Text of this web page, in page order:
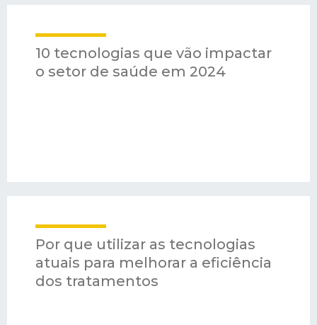
10 tecnologias que vão impactar
o setor de saúde em 2024
Por que utilizar as tecnologias
atuais para melhorar a eficiência
dos tratamentos